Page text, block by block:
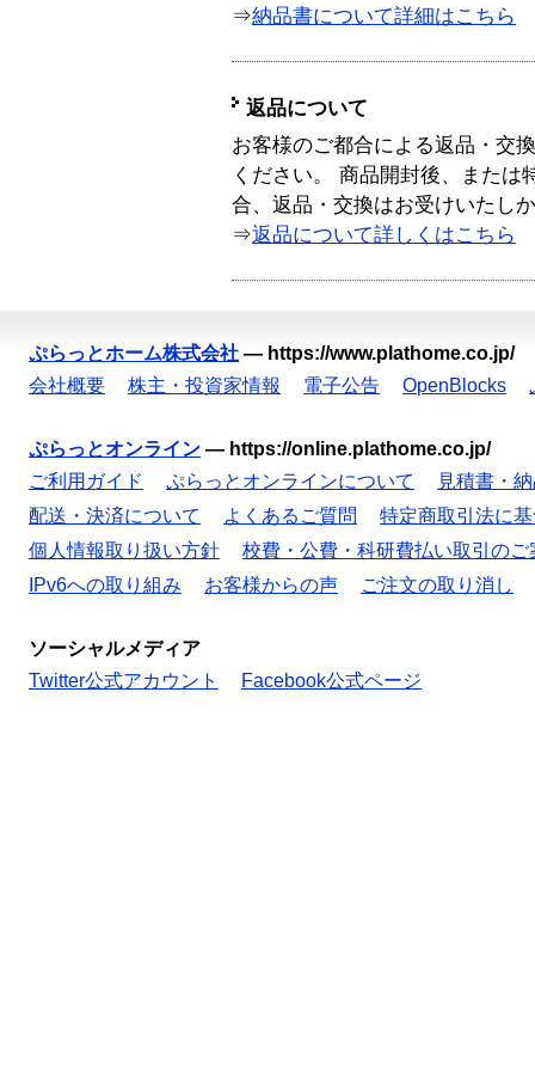
⇒納品書について詳細はこちら
返品について
お客様のご都合による返品・交
ください。 商品開封後、または
合、返品・交換はお受けいたし
⇒返品について詳しくはこちら
ぷらっとホーム株式会社 — https://www.plathome.co.jp/
会社概要
株主・投資家情報 電子公告 OpenBlocks
ぷらっとオンライン — https://online.plathome.co.jp/
ご利用ガイド
ぷらっとオンラインについて
見積書・
配送・決済について
よくあるご質問
特定商取引法に
個人情報取り扱い方針
校費・公費・科研費払い取引のご
IPv6への取り組み
お客様からの声 ご注文の取り消し
ソーシャルメディア
Twitter公式アカウント
Facebook公式ページ